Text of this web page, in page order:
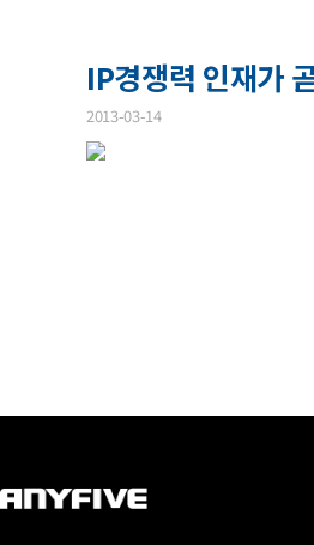
IP경쟁력 인재가
2013-03-14